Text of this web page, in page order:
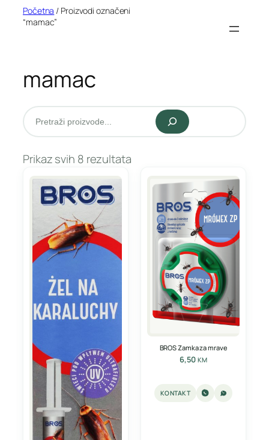
Početna / Proizvodi označeni
“mamac”
mamac
Pretraži
Prikaz svih 8 rezultata
BROS Zamka za mrave
6,50 KM
KONTAKT